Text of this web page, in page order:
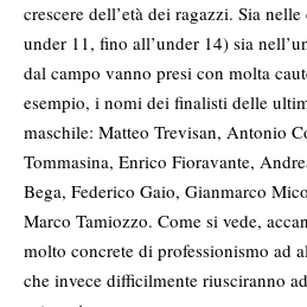
crescere dell’età dei ragazzi. Sia
under 11, fino all’under 14) sia
dal campo vanno presi con molta
esempio, i nomi dei finalisti delle
maschile: Matteo Trevisan, Antonio
Tommasina, Enrico Fioravante,
Bega, Federico Gaio, Gianmarco
Marco Tamiozzo. Come si vede,
molto concrete di professionismo ad
che invece difficilmente riusciranno